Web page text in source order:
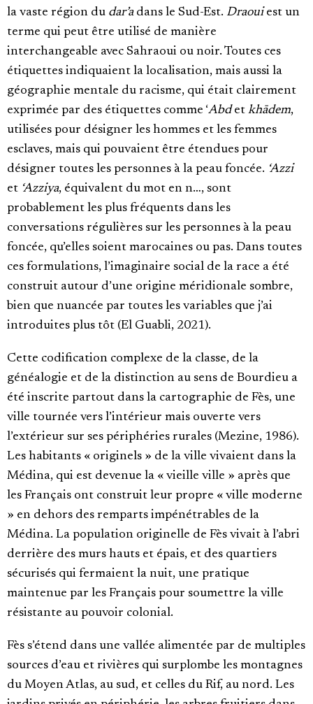
la vaste région du dar’adans le Sud-Est. Draouiest un
terme qui peut être utilisé de manière
interchangeable avec Sahraoui ou noir. Toutes ces
étiquettes indiquaient la localisation, mais aussi la
géographie mentale du racisme, qui était clairement
exprimée par des étiquettes comme ‘Abdet khādem,
utilisées pour désigner les hommes et les femmes
esclaves, mais qui pouvaient être étendues pour
désigner toutes les personnes à la peau foncée. ‘Azzi
et ‘Azziya, équivalent du mot en n…, sont
probablement les plus fréquents dans les
conversations régulières sur les personnes à la peau
foncée, qu’elles soient marocaines ou pas. Dans toutes
ces formulations, l’imaginaire social de la race a été
construit autour d’une origine méridionale sombre,
bien que nuancée par toutes les variables que j’ai
introduites plus tôt (El Guabli, 2021).
Cette codification complexe de la classe, de la
généalogie et de la distinction au sens de Bourdieu a
été inscrite partout dans la cartographie de Fès, une
ville tournée vers l’intérieur mais ouverte vers
l’extérieur sur ses périphéries rurales (Mezine, 1986).
Les habitants « originels » de la ville vivaient dans la
Médina, qui est devenue la « vieille ville » après que
les Français ont construit leur propre « ville moderne
» en dehors des remparts impénétrables de la
Médina. La population originelle de Fès vivait à l’abri
derrière des murs hauts et épais, et des quartiers
sécurisés qui fermaient la nuit, une pratique
maintenue par les Français pour soumettre la ville
résistante au pouvoir colonial.
Fès s’étend dans une vallée alimentée par de multiples
sources d’eau et rivières qui surplombe les montagnes
du Moyen Atlas, au sud, et celles du Rif, au nord. Les